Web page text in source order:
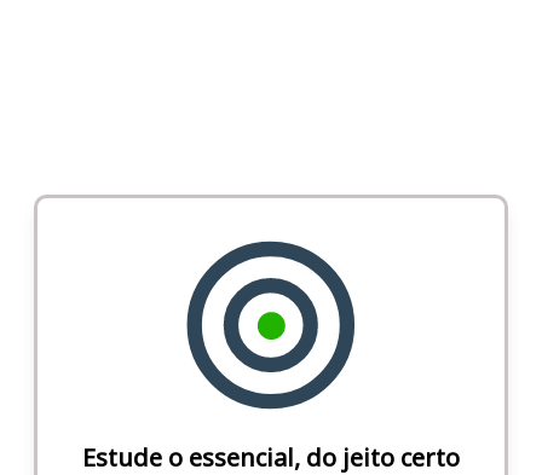
Estude o essencial, do jeito certo